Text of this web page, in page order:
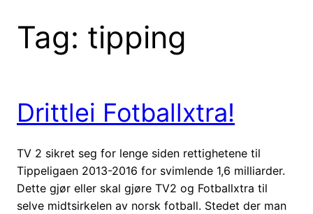
Tag: tipping
Drittlei Fotballxtra!
TV 2 sikret seg for lenge siden rettighetene til
Tippeligaen 2013-2016 for svimlende 1,6 milliarder.
Dette gjør eller skal gjøre TV2 og Fotballxtra til
selve midtsirkelen av norsk fotball. Stedet der man